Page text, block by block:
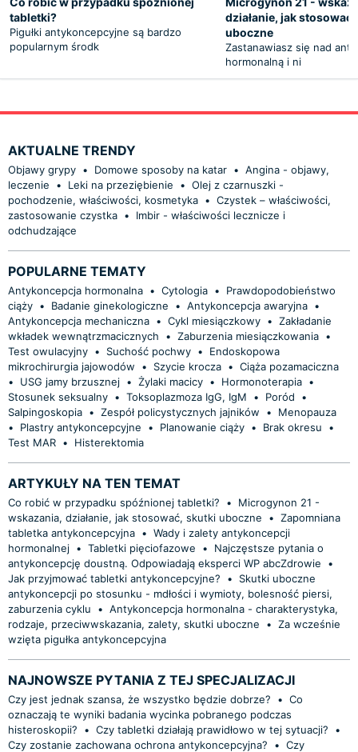
tabletki?
Pigułki antykoncepcyjne są bardzo
popularnym środk
działanie, jak
uboczne
Zastanawiasz się nad
hormonalną i ni
AKTUALNE TRENDY
Objawy grypy • Domowe sposoby na katar • Angina - objawy,
leczenie
• Leki na przeziębienie • Olej z czarnuszki -
pochodzenie, właściwości, kosmetyka • Czystek – właściwości,
zastosowanie czystka •
Imbir - właściwości lecznicze i
odchudzające
POPULARNE TEMATY
Antykoncepcja hormonalna • Cytologia •
Prawdopodobieństwo
ciąży • Badanie ginekologiczne • Antykoncepcja awaryjna •
Antykoncepcja mechaniczna • Cykl miesiączkowy • Zakładanie
wkładek wewnątrzmacicznych
• Zaburzenia miesiączkowania •
Test owulacyjny • Suchość pochwy •
Endoskopowa
mikrochirurgia jajowodów
• Szycie krocza • Ciąża pozamaciczna
•
USG jamy brzusznej • Żylaki macicy • Hormonoterapia •
Stosunek seksualny • Toksoplazmoza IgG, IgM • Poród
•
Salpingoskopia • Zespół policystycznych jajników •
Menopauza
•
Plastry antykoncepcyjne • Planowanie ciąży • Brak okresu
•
Test MAR • Histerektomia
ARTYKUŁY NA TEN TEMAT
Co robić w przypadku spóźnionej tabletki? •
Microgynon 21 -
wskazania, działanie, jak stosować, skutki uboczne
• Zapomniana
tabletka antykoncepcyjna • Wady i zalety antykoncepcji
hormonalnej • Tabletki pięciofazowe •
Najczęstsze pytania o
antykoncepcję doustną. Odpowiadają eksperci WP abcZdrowie
•
Jak przyjmować tabletki antykoncepcyjne?
•
Skutki uboczne
antykoncepcji po stosunku - mdłości i wymioty, bolesność piersi,
zaburzenia cyklu
• Antykoncepcja hormonalna - charakterystyka,
rodzaje, przeciwwskazania, zalety, skutki uboczne
• Za wcześnie
wzięta pigułka antykoncepcyjna
NAJNOWSZE PYTANIA Z TEJ SPECJALIZACJI
Czy jest jednak szansa, że wszystko będzie dobrze? • Co
oznaczają te wyniki badania wycinka pobranego podczas
histeroskopii?
• Czy tabletki działają prawidłowo w tej sytuacji?
•
Czy zostanie zachowana ochrona antykoncepcyjna?
• Czy